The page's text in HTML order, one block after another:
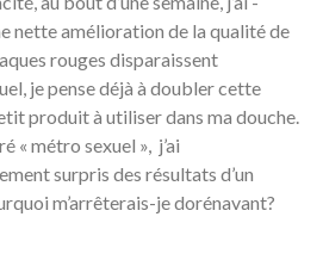
nette amélioration de la qualité de
rouges disparaissent
je pense déjà à doubler cette
produit à utiliser dans ma douche.
« métro sexuel », j’ai
surpris des résultats d’un
m’arrêterais-je dorénavant?